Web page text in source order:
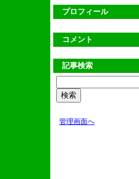
プロフィール
コメント
記事検索
管理画面へ